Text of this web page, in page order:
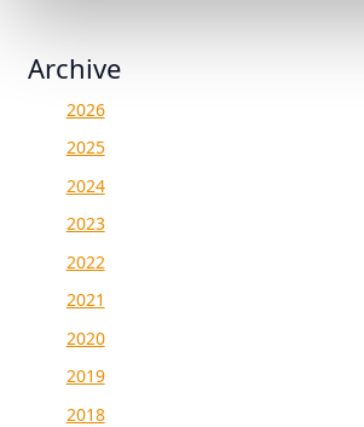
Archive
2026
2025
2024
2023
2022
2021
2020
2019
2018